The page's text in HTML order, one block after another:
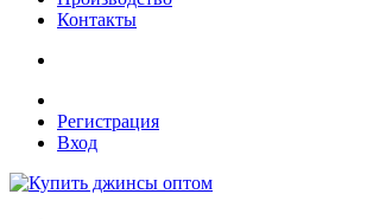
Контакты
Регистрация
Вход